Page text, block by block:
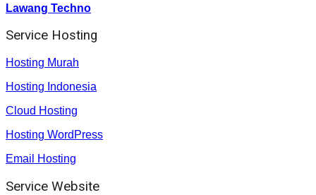
Lawang Techno
Service Hosting
Hosting Murah
Hosting Indonesia
Cloud Hosting
Hosting WordPress
Email Hosting
Service Website